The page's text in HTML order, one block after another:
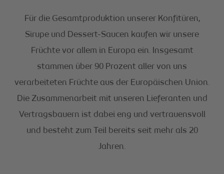
Für die Gesamtproduktion unserer Konfitüren,
Sirupe und Dessert-Saucen kaufen wir unsere
Früchte vor allem in Europa ein. Insgesamt
stammen über 90 Prozent aller von uns
verarbeiteten Früchte aus der Europäischen Union.
Die Zusammenarbeit mit unseren Lieferanten und
Vertragsbauern ist dabei eng und vertrauensvoll
und besteht zum Teil bereits seit mehr als 20
Jahren.